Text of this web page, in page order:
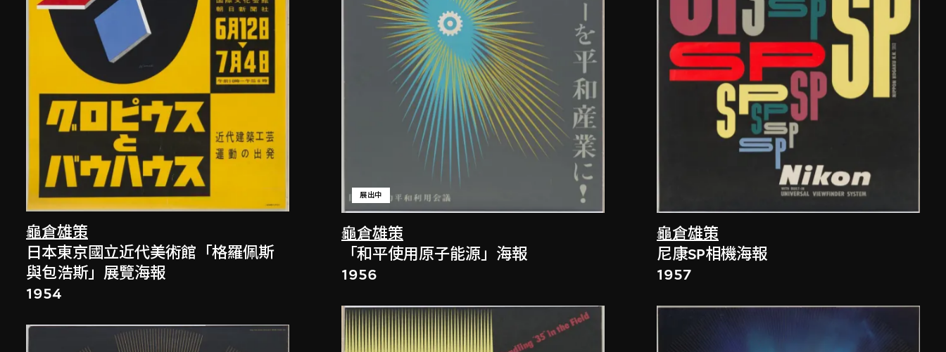
龜倉雄策
日本東京國立近代美術館「格羅佩斯
與包浩斯」展覽海報
1954
龜倉雄策
展出中
「和平使用原子能源」海報
1956
龜倉雄策
尼康SP相機海報
1957